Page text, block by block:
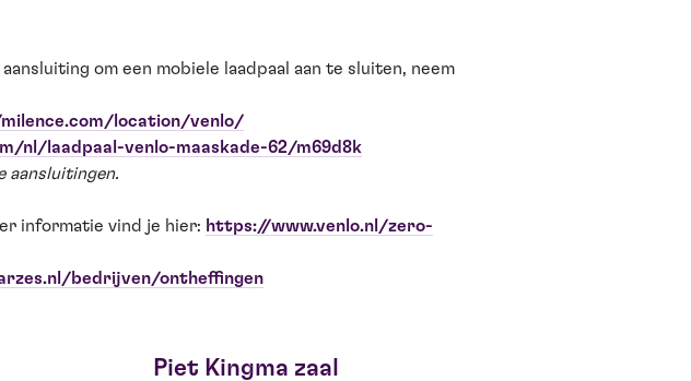
om een mobiele laadpaal aan te sluiten, neem
location/venlo/
nl/laadpaal-venlo-maaskade-62/m69d8k
aansluitingen.
informatie vind je hier: https://www.venlo.nl/zero-
bedrijven/ontheffingen
Piet Kingma zaal